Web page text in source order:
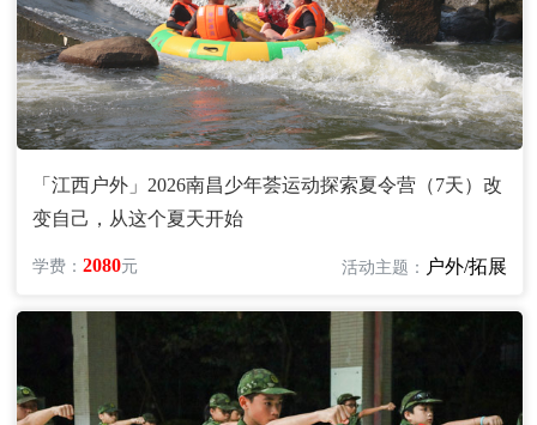
「江西户外」2026南昌少年荟运动探索夏令营（7天）改
变自己，从这个夏天开始
学费：2080元 活动主题： 户外/拓展